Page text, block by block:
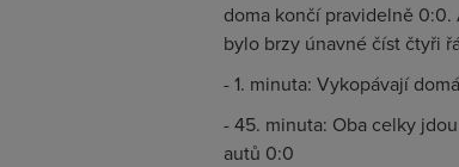
doma končí pravidelně
bylo brzy únavné číst čtyři
- 1. minuta: Vykopávají
- 45. minuta: Oba celky
autů 0:0